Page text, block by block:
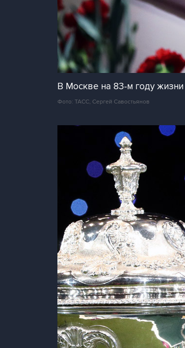
В Москве на 83-м году
Фото: ТАСС, Сергей Савостьянов